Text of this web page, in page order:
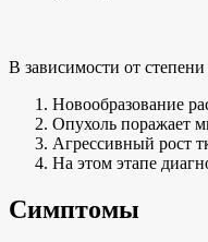
В зависимости от
Новообразование
Опухоль поражает
Агрессивный рост
На этом этапе
Симптомы